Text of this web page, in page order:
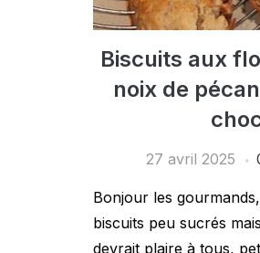
Biscuits aux
noix de
27 avril 2025
Bonjour les
biscuits peu sucrés
devrait plaire à tous,